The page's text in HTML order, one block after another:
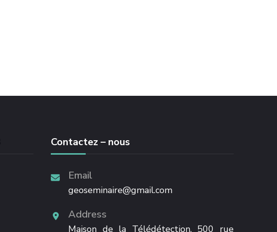
Contactez – nous
Email
geoseminaire@gmail.com
Address
Maison de la Télédétection, 500 rue